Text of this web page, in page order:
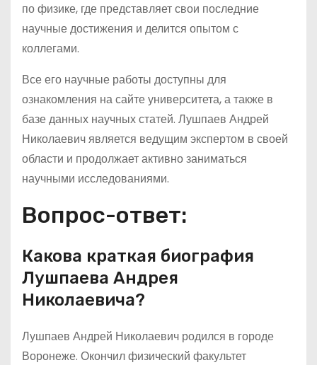
по физике, где представляет свои последние
научные достижения и делится опытом с
коллегами.
Все его научные работы доступны для
ознакомления на сайте университета, а также в
базе данных научных статей. Лушпаев Андрей
Николаевич является ведущим экспертом в своей
области и продолжает активно заниматься
научными исследованиями.
Вопрос-ответ:
Какова краткая биография
Лушпаева Андрея
Николаевича?
Лушпаев Андрей Николаевич родился в городе
Воронеже. Окончил физический факультет